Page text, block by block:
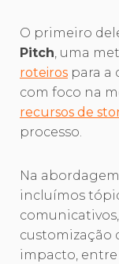
O primeiro
Pitch, uma
roteiros para a
com foco na
recursos de
processo.
Na
incluímos
customização
impacto, entre